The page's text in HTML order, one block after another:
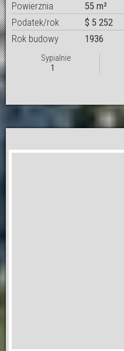
Powierznia
55 m²
Podatek/rok
$ 5 252
Rok budowy
1936
Sypialnie
1